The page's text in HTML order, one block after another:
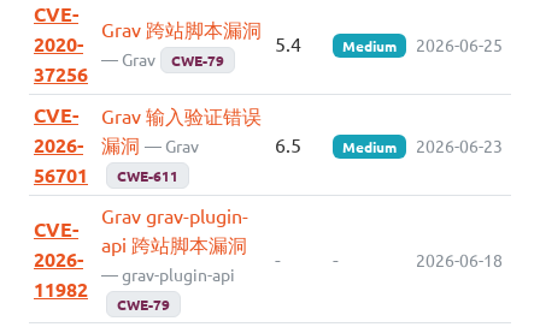
CVE-
2020-
37256
Grav 跨站脚本漏洞
— Grav CWE-79
5.4 Medium 2026-06-25
CVE-
2026-
56701
Grav 输入验证错误
漏洞 — Grav
CWE-611
6.5 Medium 2026-06-23
CVE-
2026-
11982
Grav grav-plugin-
api 跨站脚本漏洞
— grav-plugin-api
CWE-79
- - 2026-06-18